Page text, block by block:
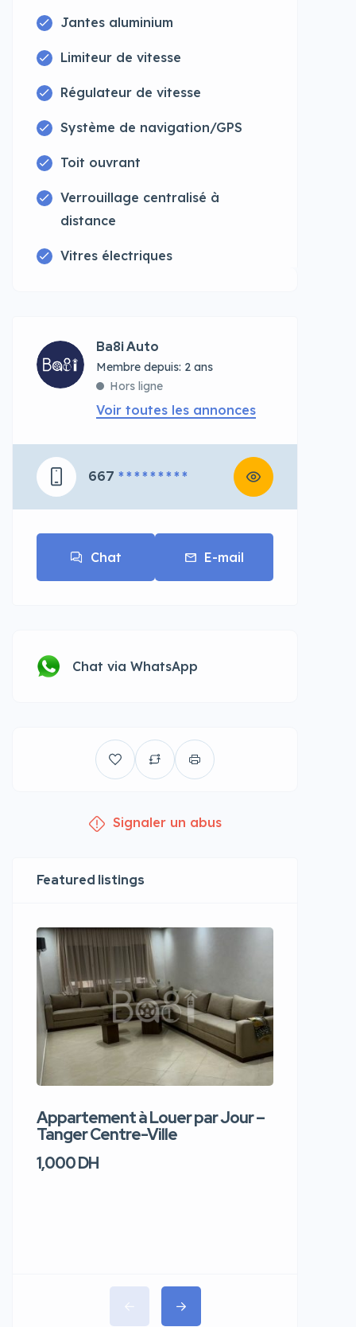
Jantes aluminium
Limiteur de vitesse
Régulateur de vitesse
Système de navigation/GPS
Toit ouvrant
Verrouillage centralisé à
distance
Vitres électriques
Ba8i Auto
Membre depuis: 2 ans
Hors ligne
Voir toutes les annonces
667 * * * * * * * * *
Chat E-mail
Chat via WhatsApp
Signaler un abus
Featured listings
Appartement à Louer par Jour –
Tanger Centre-Ville
1,000 DH